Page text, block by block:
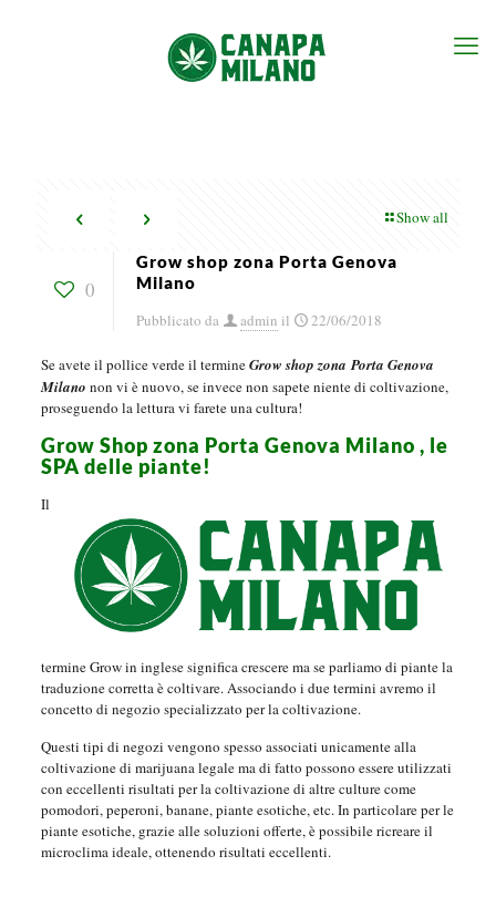
Show all
0
Grow shop zona Porta Genova
Milano
Pubblicato da
admin il 22/06/2018
Se avete il pollice verde il termineGrow shop zona Porta Genova
Milano non vi è nuovo, se invece non sapete niente di coltivazione,
proseguendo la lettura vi farete una cultura!
Grow Shop zona Porta Genova Milano , le
SPA delle piante!
Il
termine Grow in inglese significa crescere ma se parliamo di piante la
traduzione corretta è coltivare. Associando i due termini avremo il
concetto di negozio specializzato per la coltivazione.
Questi tipi di negozi vengono spesso associati unicamente alla
coltivazione di marijuana legale ma di fatto possono essere utilizzati
con eccellenti risultati per la coltivazione di altre culture come
pomodori, peperoni, banane, piante esotiche, etc. In particolare per le
piante esotiche, grazie alle soluzioni offerte, è possibile ricreare il
microclima ideale, ottenendo risultati eccellenti.